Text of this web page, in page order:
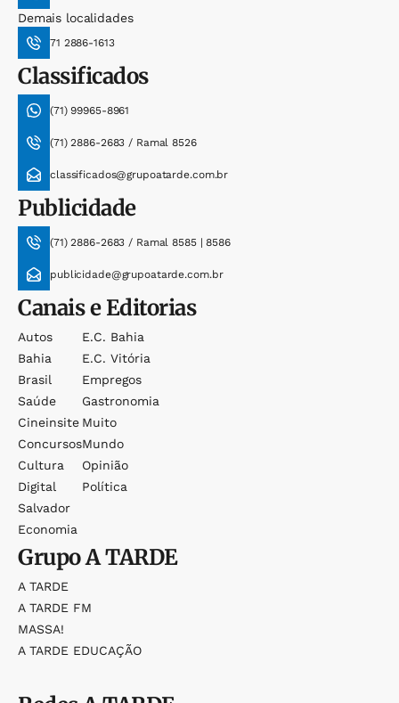
Demais localidades
71 2886-1613
Classificados
(71) 99965-8961
(71) 2886-2683 / Ramal 8526
classificados@grupoatarde.com.br
Publicidade
(71) 2886-2683 / Ramal 8585 | 8586
publicidade@grupoatarde.com.br
Canais e Editorias
Autos
Bahia
Brasil
Saúde
Cineinsite
Concursos
Cultura
Digital
Salvador
Economia
E.c. Bahia
E.c. Vitória
Empregos
Gastronomia
Muito
Mundo
Opinião
Política
GrupoA TARDE
A TARDE
A TARDE FM
MASSA!
A TARDE EDUCAÇÃO